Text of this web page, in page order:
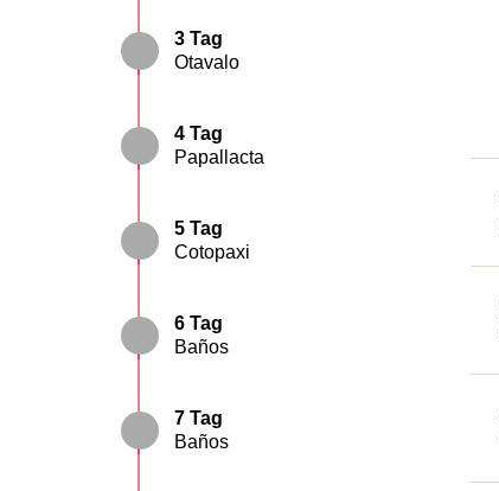
3 Tag
Otavalo
4 Tag
Papallacta
5 Tag
Cotopaxi
6 Tag
Baños
7 Tag
Baños